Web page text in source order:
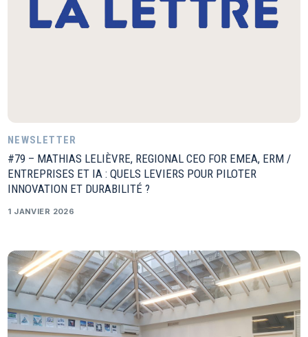
NEWSLETTER
#79 – MATHIAS LELIÈVRE, REGIONAL CEO FOR EMEA, ERM /
ENTREPRISES ET IA : QUELS LEVIERS POUR PILOTER
INNOVATION ET DURABILITÉ ?
1 JANVIER 2026